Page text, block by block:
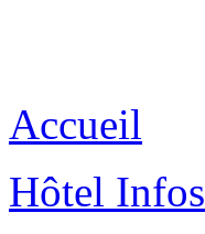
Accueil
Hôtel Infos